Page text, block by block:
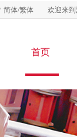
简体/繁体 欢迎来
首页